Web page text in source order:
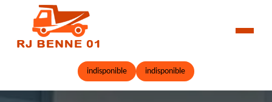
indisponible indisponible